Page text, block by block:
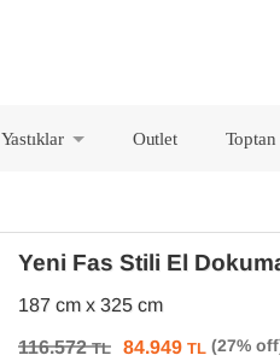
Yastıklar Outlet Toptan
Yeni Fas Stili El
187 cm x 325 cm
116.572TL 84.949 TL